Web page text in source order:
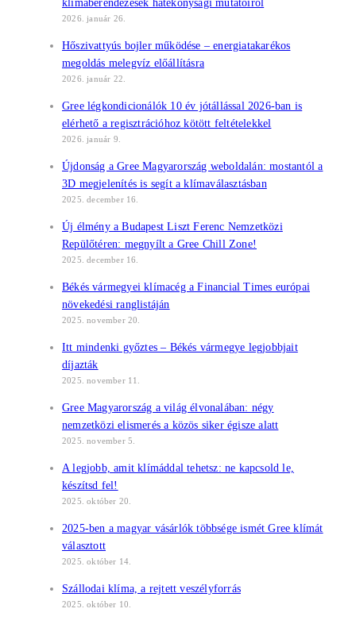
klímaberendezések hatékonysági mutatóiról
2026. január 26.
Hőszivattyús bojler működése – energiatakarékos
megoldás melegvíz előállításra
2026. január 22.
Gree légkondicionálók 10 év jótállással 2026-ban is
elérhető a regisztrációhoz kötött feltételekkel
2026. január 9.
Újdonság a Gree Magyarország weboldalán: mostantól a
3D megjelenítés is segít a klímaválasztásban
2025. december 16.
Új élmény a Budapest Liszt Ferenc Nemzetközi
Repülőtéren: megnyílt a Gree Chill Zone!
2025. december 16.
Békés vármegyei klímacég a Financial Times európai
növekedési ranglistáján
2025. november 20.
Itt mindenki győztes – Békés vármegye legjobbjait
díjazták
2025. november 11.
Gree Magyarország a világ élvonalában: négy
nemzetközi elismerés a közös siker égisze alatt
2025. november 5.
A legjobb, amit klímáddal tehetsz: ne kapcsold le,
készítsd fel!
2025. október 20.
2025-ben a magyar vásárlók többsége ismét Gree klímát
választott
2025. október 14.
Szállodai klíma, a rejtett veszélyforrás
2025. október 10.